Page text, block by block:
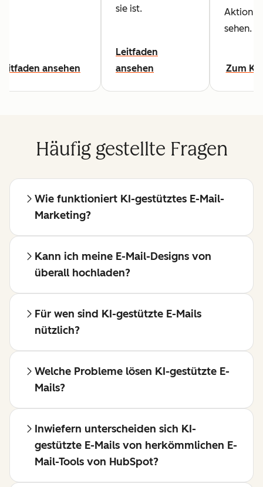
ansehen
sie ist.
Leitfaden
ansehen
Aktion
sehen.
Zum
Häufig gestellte Fragen
Wie funktioniert KI-gestütztes E-Mail-
Marketing?
Kann ich meine E-Mail-Designs von
überall hochladen?
Für wen sind KI-gestützte E-Mails
nützlich?
Welche Probleme lösen KI-gestützte E-
Mails?
Inwiefern unterscheiden sich KI-
gestützte E-Mails von herkömmlichen E-
Mail-Tools von HubSpot?